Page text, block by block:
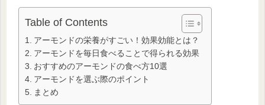
Table of Contents
アーモンドの栄養がすごい！効果効能とは？
アーモンドを毎日食べることで得られる効果
おすすめのアーモンドの食べ方10選
アーモンドを選ぶ際のポイント
まとめ